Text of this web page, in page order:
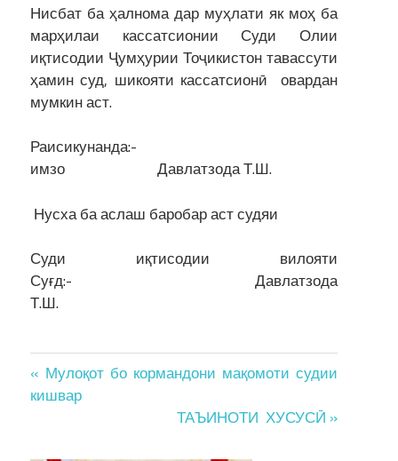
Нисбат ба ҳалнома дар муҳлати як моҳ ба
марҳилаи кассатсионии Суди Олии
иқтисодии Ҷумҳурии Тоҷикистон тавассути
ҳамин суд, шикояти кассатсионӣ овардан
мумкин аст.
Раисикунанда:-
имзо Давлатзода Т.Ш.
Нусха ба аслаш баробар аст судяи
Суди иқтисодии вилояти
Суғд:- Давлатзода
Т.Ш.
Post
navigation
« Мулоқот бо кормандони мақомоти судии
кишвар
ТАЪИНОТИ ХУСУСӢ »